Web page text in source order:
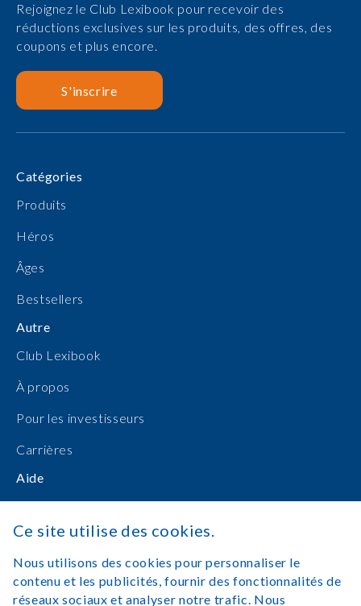
Rejoignez le Club Lexibook pour recevoir des
réductions exclusives sur les produits, des offres, des
coupons et plus encore.
S'inscrire
Catégories
Produits
Héros
Âges
Bestsellers
Autre
Club Lexibook
À propos
Pour les investisseurs
Carrières
Aide
Manuels d'utilisation
Achats en ligne
Nous contacter
Se connecter
Ce site utilise des cookies.
Nous utilisons des cookies pour personnaliser le
contenu et les publicités, fournir des fonctionnalités de
réseaux sociaux et analyser notre trafic. Nous